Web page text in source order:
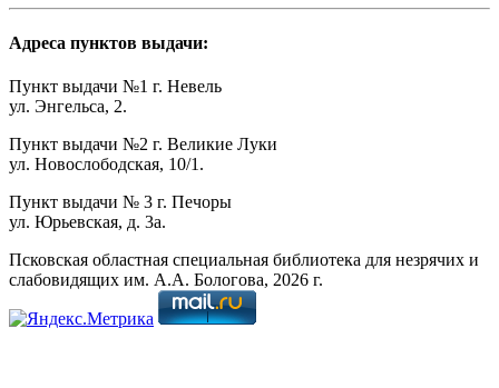
Адреса пунктов выдачи:
Пункт выдачи №1 г. Невель
ул. Энгельса, 2.
Пункт выдачи №2 г. Великие Луки
ул. Новослободская, 10/1.
Пункт выдачи № 3 г. Печоры
ул. Юрьевская, д. 3а.
Псковская областная специальная библиотека для незрячих и
слабовидящих им. А.А. Бологова, 2026 г.